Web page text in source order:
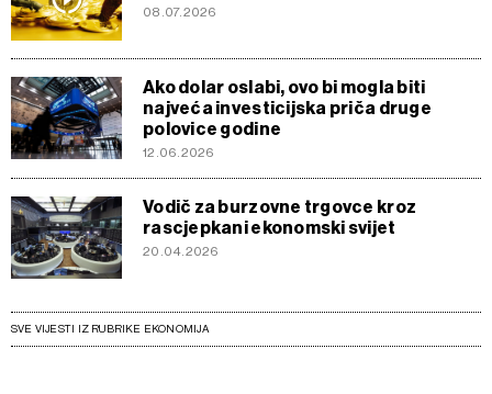
08.07.2026
Ako dolar oslabi, ovo bi mogla biti
najveća investicijska priča druge
polovice godine
12.06.2026
Vodič za burzovne trgovce kroz
rascjepkani ekonomski svijet
20.04.2026
SVE VIJESTI IZ RUBRIKE EKONOMIJA